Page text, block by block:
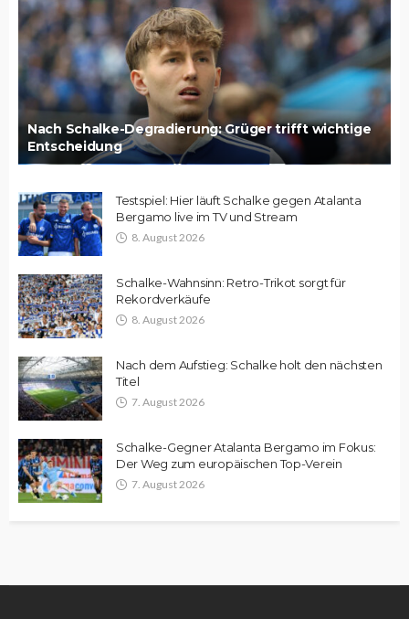
Nach Schalke-Degradierung: Grüger trifft wichtige
Entscheidung
Testspiel: Hier läuft Schalke gegen Atalanta
Bergamo live im TV und Stream
8. August 2026
Schalke-Wahnsinn: Retro-Trikot sorgt für
Rekordverkäufe
8. August 2026
Nach dem Aufstieg: Schalke holt den nächsten
Titel
7. August 2026
Schalke-Gegner Atalanta Bergamo im Fokus:
Der Weg zum europäischen Top-Verein
7. August 2026